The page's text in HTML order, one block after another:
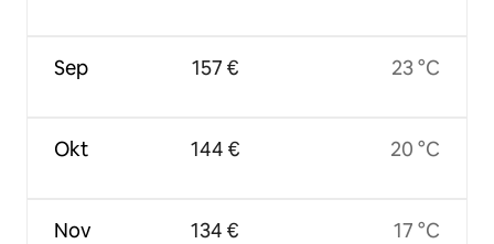
Sep
Okt
Nov
157 €
144 €
134 €
23 °C
20 °C
17 °C